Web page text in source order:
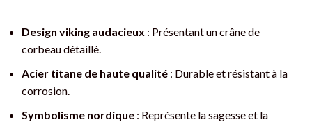
Design viking audacieux : Présentant un crâne de
corbeau détaillé.
Acier titane de haute qualité: Durable et résistant à la
corrosion.
Symbolisme nordique: Représente la sagesse et la